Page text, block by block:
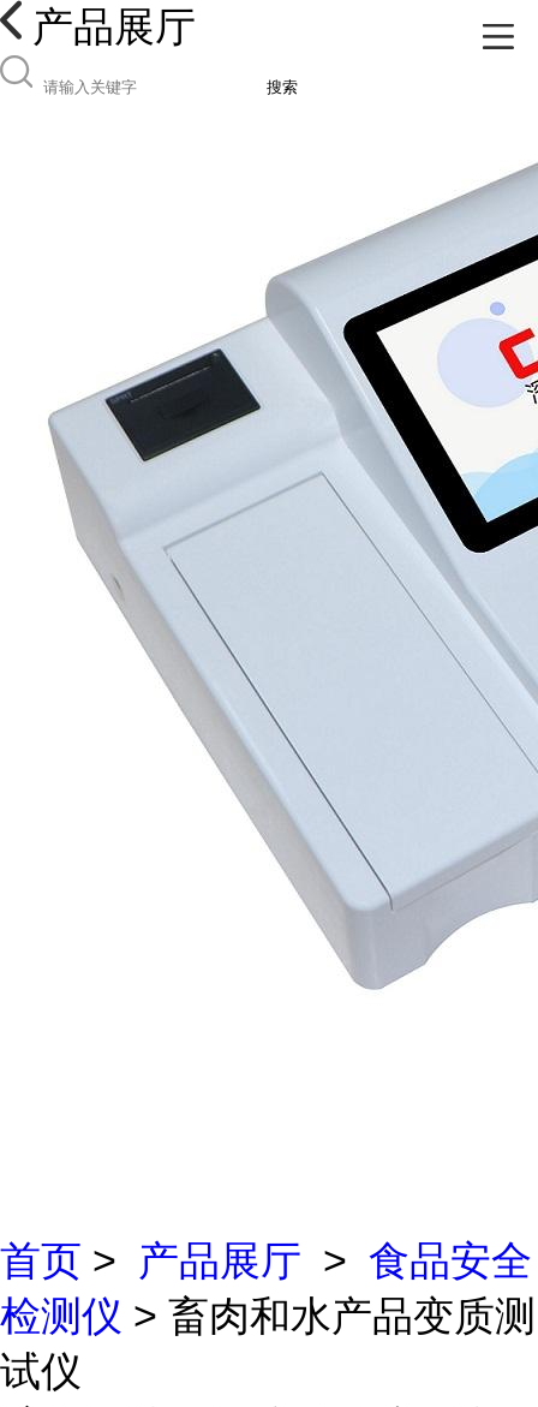
产品展厅
搜索
首页 > 产品展厅 > 食品安全
检测仪 > 畜肉和水产品变质测
试仪